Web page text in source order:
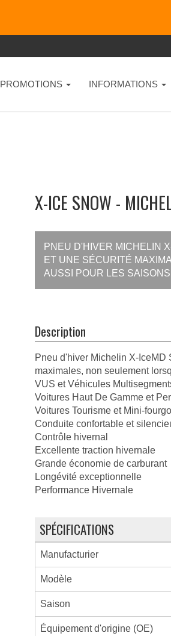
PROMOTIONS INFORMATIONS
X-ICE SNOW -
PNEU D'HIVER MICHELIN
ET UNE SÉCURITÉ
AUSSI POUR LES
Description
Pneu d'hiver Michelin X-IceMD
maximales, non seulement
VUS et Véhicules
Voitures Haut De Gamme et
Voitures Tourisme et Mini-
Conduite confortable et
Contrôle hivernal
Excellente traction hivernale
Grande économie de carburant
Longévité exceptionnelle
Performance Hivernale
SPÉCIFICATIONS
Manufacturier
Modèle
Saison
Équipement d'origine (OE)